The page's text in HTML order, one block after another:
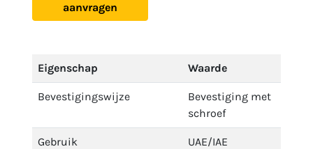
aanvragen
Eigenschap Waarde
Bevestigingswijze
Bevestiging met
schroef
Gebruik UAE/IAE